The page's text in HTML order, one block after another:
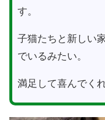
す。
子猫たちと新しい
でいるみたい。
満足して喜んでく